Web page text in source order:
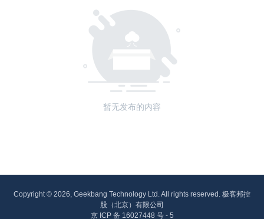
暂无发布的内容
Copyright © 2026, Geekbang Technology Ltd. All rights reserved. 极客邦控
股（北京）有限公司
京 ICP 备 16027448 号 - 5